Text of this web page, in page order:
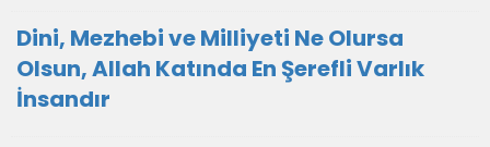
Dini, Mezhebi ve Milliyeti Ne Olursa
Olsun, Allah Katında En Şerefli Varlık
İnsandır